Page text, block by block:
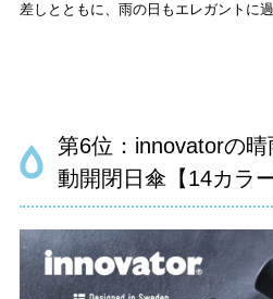
差しとともに、雨の日もエレガントに
第6位：innovatorの
動開閉日傘【14カラー